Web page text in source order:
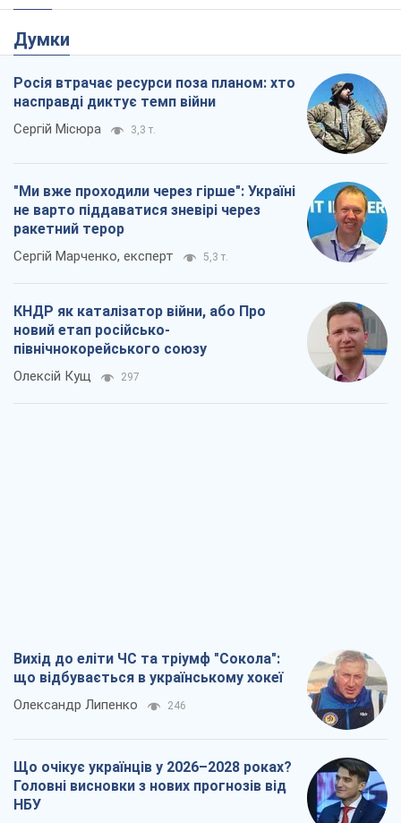
Думки
Росія втрачає ресурси поза планом: хто
насправді диктує темп війни
Сергій Місюра 3,3 т.
"Ми вже проходили через гірше": Україні
не варто піддаватися зневірі через
ракетний терор
Сергій Марченко, експерт 5,3 т.
КНДР як каталізатор війни, або Про
новий етап російсько-
північнокорейського союзу
Олексій Кущ 297
Вихід до еліти ЧС та тріумф "Сокола":
що відбувається в українському хокеї
Олександр Липенко 246
Що очікує українців у 2026–2028 роках?
Головні висновки з нових прогнозів від
НБУ